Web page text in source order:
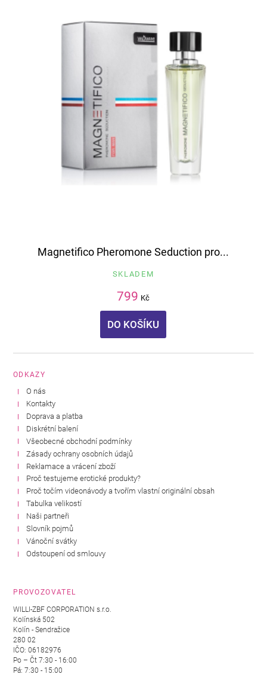
Magnetifico Pheromone Seduction pro...
SKLADEM
799 Kč
DO KOŠÍKU
ODKAZY
O nás
Kontakty
Doprava a platba
Diskrétní balení
Všeobecné obchodní podmínky
Zásady ochrany osobních údajů
Reklamace a vrácení zboží
Proč testujeme erotické produkty?
Proč točím videonávody a tvořím vlastní originální obsah
Tabulka velikostí
Naši partneři
Slovník pojmů
Vánoční svátky
Odstoupení od smlouvy
PROVOZOVATEL
WILLI-ZBF CORPORATION s.r.o.
Kolínská 502
Kolín - Sendražice
280 02
IČO: 06182976
Po – Čt 7:30 - 16:00
Pá: 7:30 - 15:00